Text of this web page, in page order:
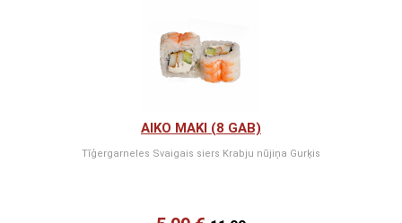
AIKO MAKI (8 GAB)
Tīģergarneles Svaigais siers Krabju nūjiņa Gurķis